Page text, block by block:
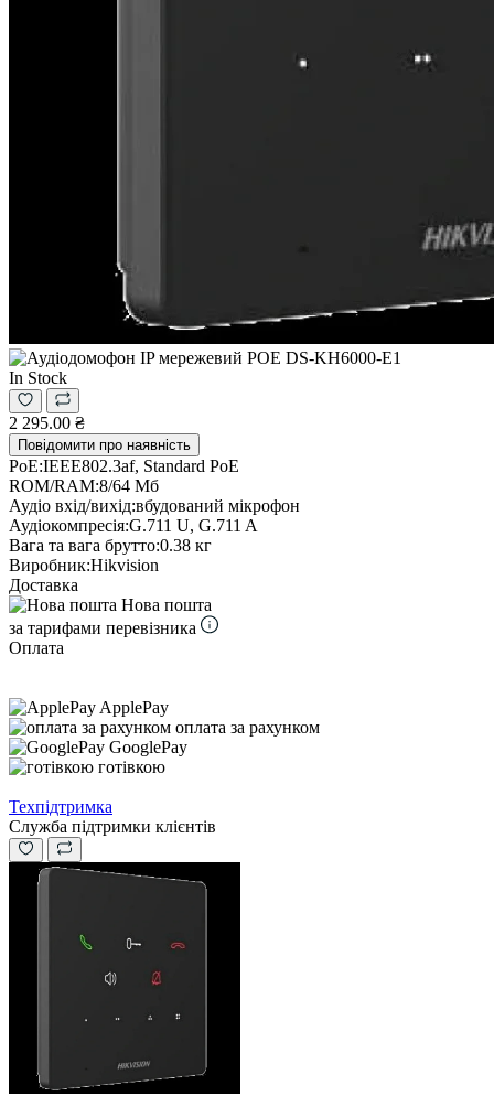
In Stock
2 295.00 ₴
Повідомити про наявність
PoE:IEEE802.3af, Standard PoE
ROM/RAM:8/64 Мб
Аудіо вхід/вихід:вбудований мікрофон
Аудіокомпресія:G.711 U, G.711 A
Вага та вага брутто:0.38 кг
Виробник:Hikvision
Доставка
Нова пошта
за тарифами перевізника
Оплата
ApplePay
оплата за рахунком
GooglePay
готівкою
Техпідтримка
Служба підтримки клієнтів